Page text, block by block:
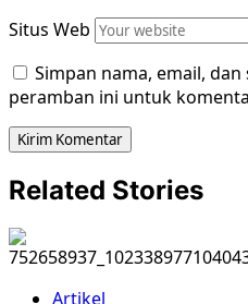
Situs Web
Simpan nama, email,
peramban ini untuk
Related Stories
Artikel